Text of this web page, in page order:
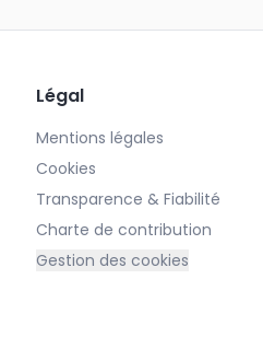
Légal
Mentions légales
Cookies
Transparence & Fiabilité
Charte de contribution
Gestion des cookies